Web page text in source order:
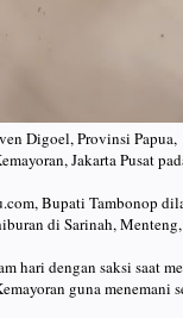
Digoel, Provinsi Papua,
Jakarta Pusat
Bupati Tambonop
di Sarinah, Menteng,
hari dengan saksi saat
guna menemani